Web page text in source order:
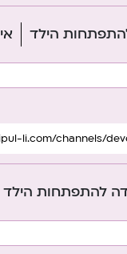
הילד
li.com/channels/
להתפתחות הילד